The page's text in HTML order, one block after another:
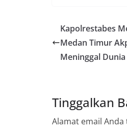
Kapolrestabes
Medan Timur
Meninggal
Tinggalkan
Alamat email